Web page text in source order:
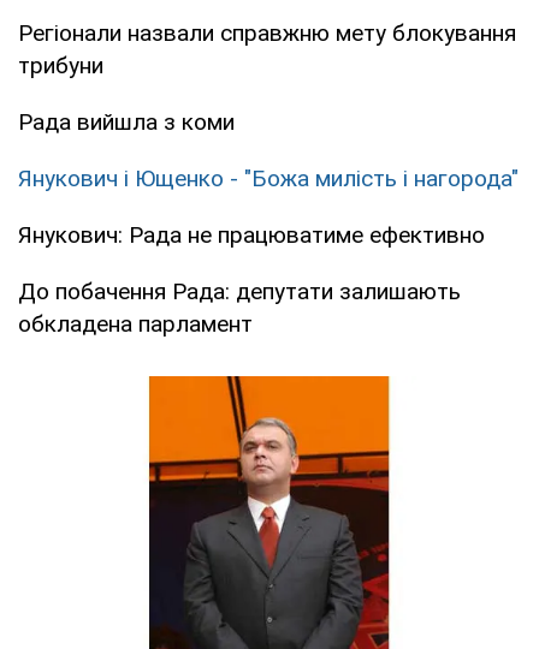
Регіонали назвали справжню мету блокування
трибуни
Рада вийшла з коми
Янукович і Ющенко - "Божа милість і нагорода"
Янукович: Рада не працюватиме ефективно
До побачення Рада: депутати залишають
обкладена парламент